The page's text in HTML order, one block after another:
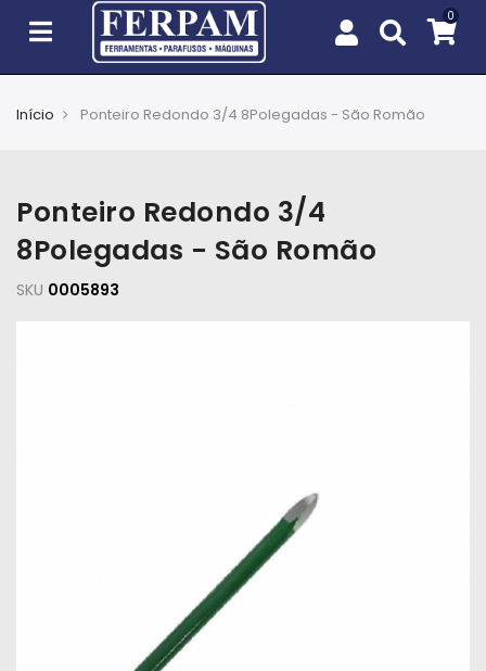
e
Jardim
EPIs
Início Ponteiro Redondo 3/4 8Polegadas - São Romão
Ponteiro Redondo 3/4
8Polegadas - São Romão
SKU 0005893